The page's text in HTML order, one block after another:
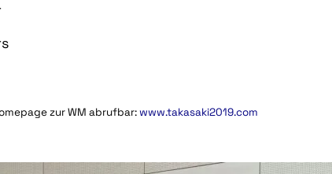
zur WM abrufbar:www.takasaki2019.com